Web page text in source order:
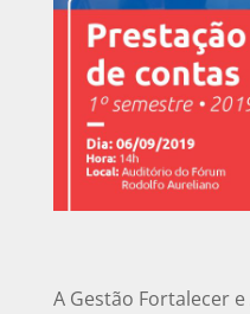
A Gestão Fortalecer